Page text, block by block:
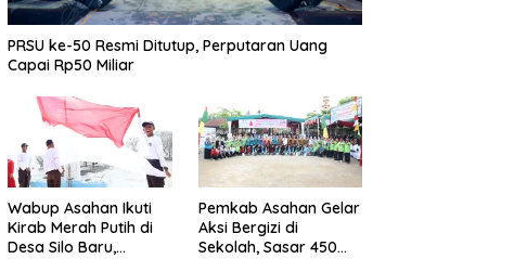
PRSU ke-50 Resmi Ditutup, Perputaran Uang
Capai Rp50 Miliar
Wabup Asahan Ikuti
Kirab Merah Putih di
Desa Silo Baru,
Pemkab Asahan Gelar
Aksi Bergizi di
Sekolah, Sasar 450